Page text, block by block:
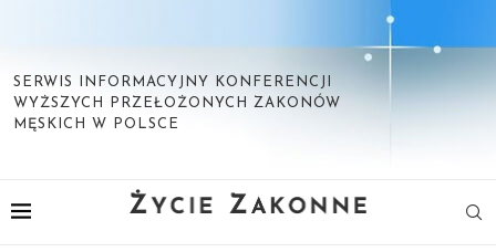
SERWIS INFORMACYJNY KONFERENCJI
WYŻSZYCH PRZEŁOŻONYCH ZAKONÓW
MĘSKICH W POLSCE